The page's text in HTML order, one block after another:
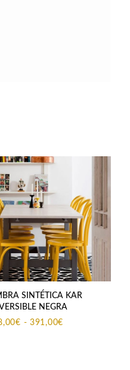
SINTÉTICA KAR
NEGRA
€ - 391,00€Rango